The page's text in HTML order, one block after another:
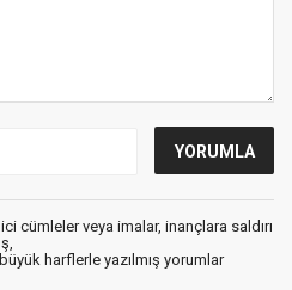
cümleler veya imalar, inançlara saldırı
harflerle yazılmış yorumlar